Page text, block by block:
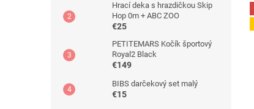
Hrací deka s hrazdičkou Skip
Hop 0m + ABC ZOO
€25
PETITEMARS Kočík športový
Royal2 Black
€149
BIBS darčekový set malý
€15